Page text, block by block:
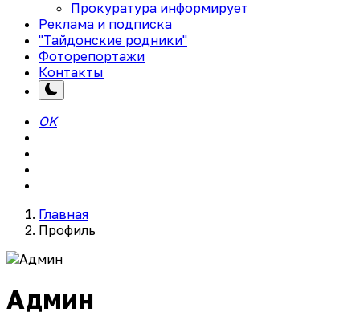
Прокуратура информирует
Реклама и подписка
"Тайдонские родники"
Фоторепортажи
Контакты
OK
Главная
Профиль
Админ